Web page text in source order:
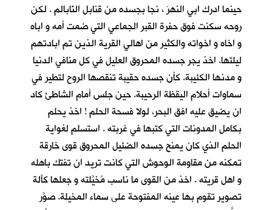
حينما ادرك ابي النهرَ ، نجا بجسده من قنابل النّابالم . لكن
روحه سكنت فوق حفرة القبر الجماعي التي ضمت أمه و اباه
و اخاه و اخواته والكثير من اهالي القرية الذين تم ابادتهم
ليلتها. اخذ يجر جسده المحروق العليل في كل منافي الدنيا
و مدنها الكئيبة. كأن جسده حقيبة تنقصها الروح لتطير في
سماوات أحلام اليقظة الرحيبة. حين جلس أمام الشاطئ كاد
ان يضيق عليه افق البحر، لولا فسحة الحلم ! اخذ يحلم
بكامل المدونات التي كتبها في غربته . استسلم لغواية
الحلم الذي كان يمنح جسده الضئيل المحروق قوى خارقة
تمكنه من مقاومة الوحوش التي كانت تريد ان تفتك باهله
و اهل قريته . اخذ من القوى ما ناسب مُخيَّلته و جعلها كآلة
تصوير تقوم بها عينه المفتوحة على سماء المخيلة. صوَّر